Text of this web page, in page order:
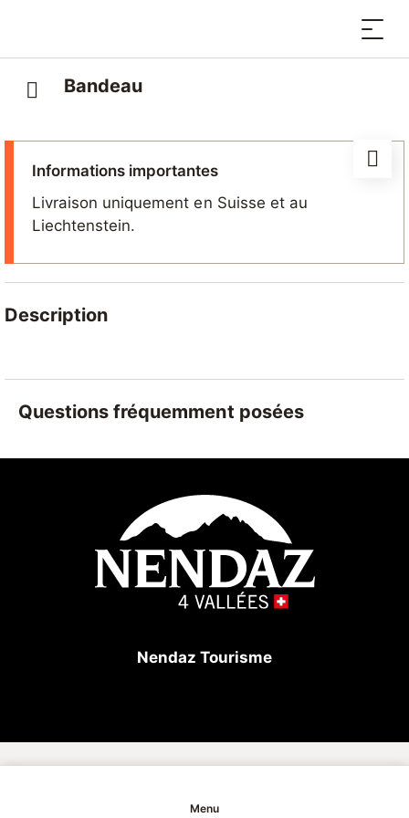
Menu
Bandeau
Informations importantes
Livraison uniquement en Suisse et au
Liechtenstein.
Description
créatrice valaisanne offre confort et chaleur tout en
apportant une touche de style à votre tenue
hivernale. Léger et facile à porter, il est parfait pour
Questions fréquemment posées
Nendaz Tourisme